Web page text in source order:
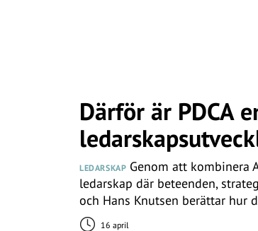
Därför är PDCA
LEDARSKAP Genom att kombinera
ledarskap där beteenden,
och Hans Knutsen berättar hur
16 april